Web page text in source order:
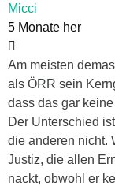
Micci
5 Monate her
Am meisten
als ÖRR sein
dass das gar
Der Unterschied
die anderen nicht.
Justiz, die allen
nackt, obwohl er